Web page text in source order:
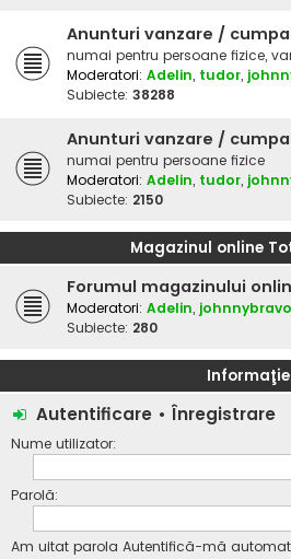
Anunturi vanzare /
numai pentru persoane fizice,
Moderatori: Adelin, tudor,
Subiecte: 38288
Anunturi vanzare /
numai pentru persoane fizice
Moderatori: Adelin, tudor,
Subiecte: 2150
Magazinul online
Forumul magazinului
Moderatori: Adelin, johnnybravo
Subiecte: 280
Informaţie
Autentificare • Înregistrare
Nume utilizator:
Parolă:
Am uitat parola Autentifică-mă